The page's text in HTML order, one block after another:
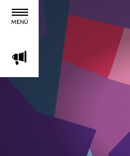
MENÜ
m